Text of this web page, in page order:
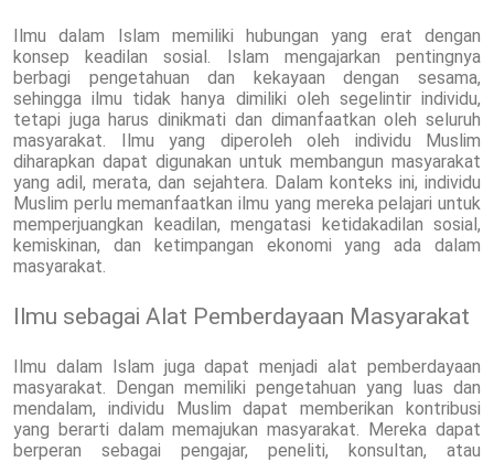
Ilmu dalam Islam memiliki hubungan yang erat dengan
konsep keadilan sosial. Islam mengajarkan pentingnya
berbagi pengetahuan dan kekayaan dengan sesama,
sehingga ilmu tidak hanya dimiliki oleh segelintir individu,
tetapi juga harus dinikmati dan dimanfaatkan oleh seluruh
masyarakat. Ilmu yang diperoleh oleh individu Muslim
diharapkan dapat digunakan untuk membangun masyarakat
yang adil, merata, dan sejahtera. Dalam konteks ini, individu
Muslim perlu memanfaatkan ilmu yang mereka pelajari untuk
memperjuangkan keadilan, mengatasi ketidakadilan sosial,
kemiskinan, dan ketimpangan ekonomi yang ada dalam
masyarakat.
Ilmu sebagai Alat Pemberdayaan Masyarakat
Ilmu dalam Islam juga dapat menjadi alat pemberdayaan
masyarakat. Dengan memiliki pengetahuan yang luas dan
mendalam, individu Muslim dapat memberikan kontribusi
yang berarti dalam memajukan masyarakat. Mereka dapat
berperan sebagai pengajar, peneliti, konsultan, atau